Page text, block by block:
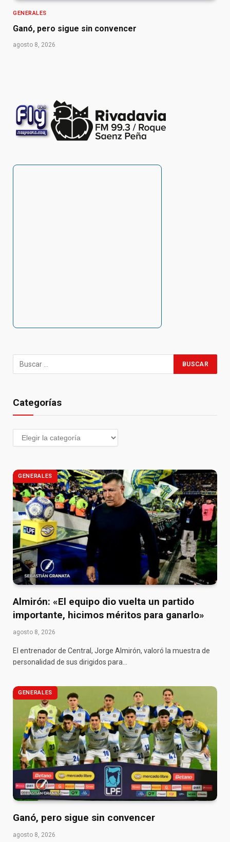
GENERALES
Ganó, pero sigue sin convencer
agosto 8, 2026
Categorías
GENERALES
Almirón: «El equipo dio vuelta un partido
importante, hicimos méritos para ganarlo»
agosto 8, 2026
El entrenador de Central, Jorge Almirón, valoró la muestra de
personalidad de sus dirigidos para…
GENERALES
Ganó, pero sigue sin convencer
agosto 8, 2026